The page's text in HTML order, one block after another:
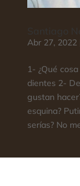
Abr 27, 2022
1- ¿Qué
dientes 2-
gustan
esquina?
serías? No